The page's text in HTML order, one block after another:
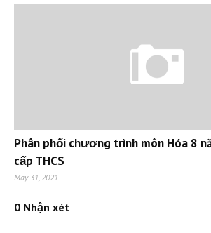
Phân phối chương trình môn Hóa 8
cấp THCS
May 31, 2021
0 Nhận xét